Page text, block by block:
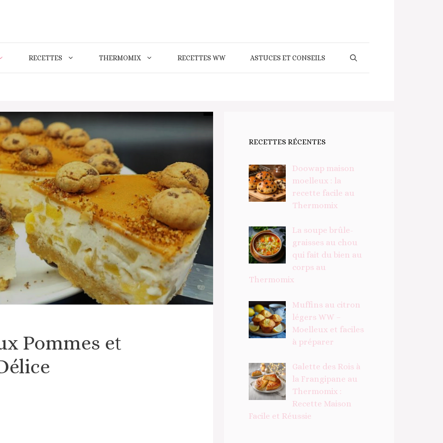
RECETTES THERMOMIX RECETTES WW ASTUCES ET CONSEILS
Pommes et
RECETTES RÉCENTES
Doowap maison
moelleux : la
recette facile au
Thermomix
La soupe brûle-
graisses au chou
qui fait du bien au
corps au
Thermomix
Muffins au citron
légers WW –
Moelleux et faciles
à préparer
Galette des Rois à
la Frangipane au
Thermomix :
Recette Maison
Facile et Réussie